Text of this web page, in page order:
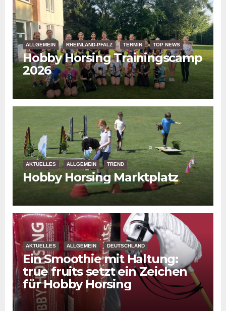
ALLGEMEIN RHEINLAND-PFALZ TERMIN TOP NEWS
Hobby Horsing Trainingscamp
2026
AKTUELLES ALLGEMEIN TREND
Hobby Horsing Marktplatz
AKTUELLES ALLGEMEIN DEUTSCHLAND
Ein Smoothie mit Haltung:
true fruits setzt ein Zeichen
für Hobby Horsing